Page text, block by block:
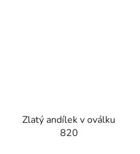
Zlatý andílek v oválku
820